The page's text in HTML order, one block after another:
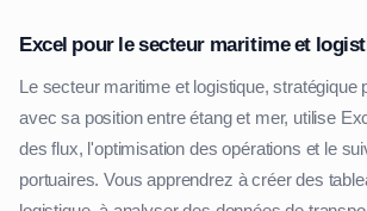
Excel pour le secteur maritime et
Le secteur maritime et logistique, stratégique
avec sa position entre étang et mer, utilise
des flux, l'optimisation des opérations et le
portuaires. Vous apprendrez à créer des